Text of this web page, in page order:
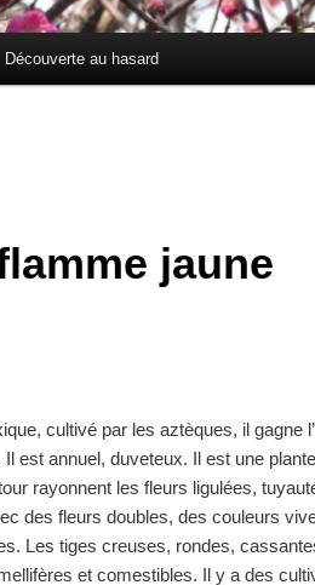
Découverte au hasard
jaune
cultivé par les aztèques, il gagne
est annuel, duveteux. Il est une
rayonnent les fleurs ligulées,
des fleurs doubles, des couleurs
Les tiges creuses, rondes,
et comestibles. Il y a des